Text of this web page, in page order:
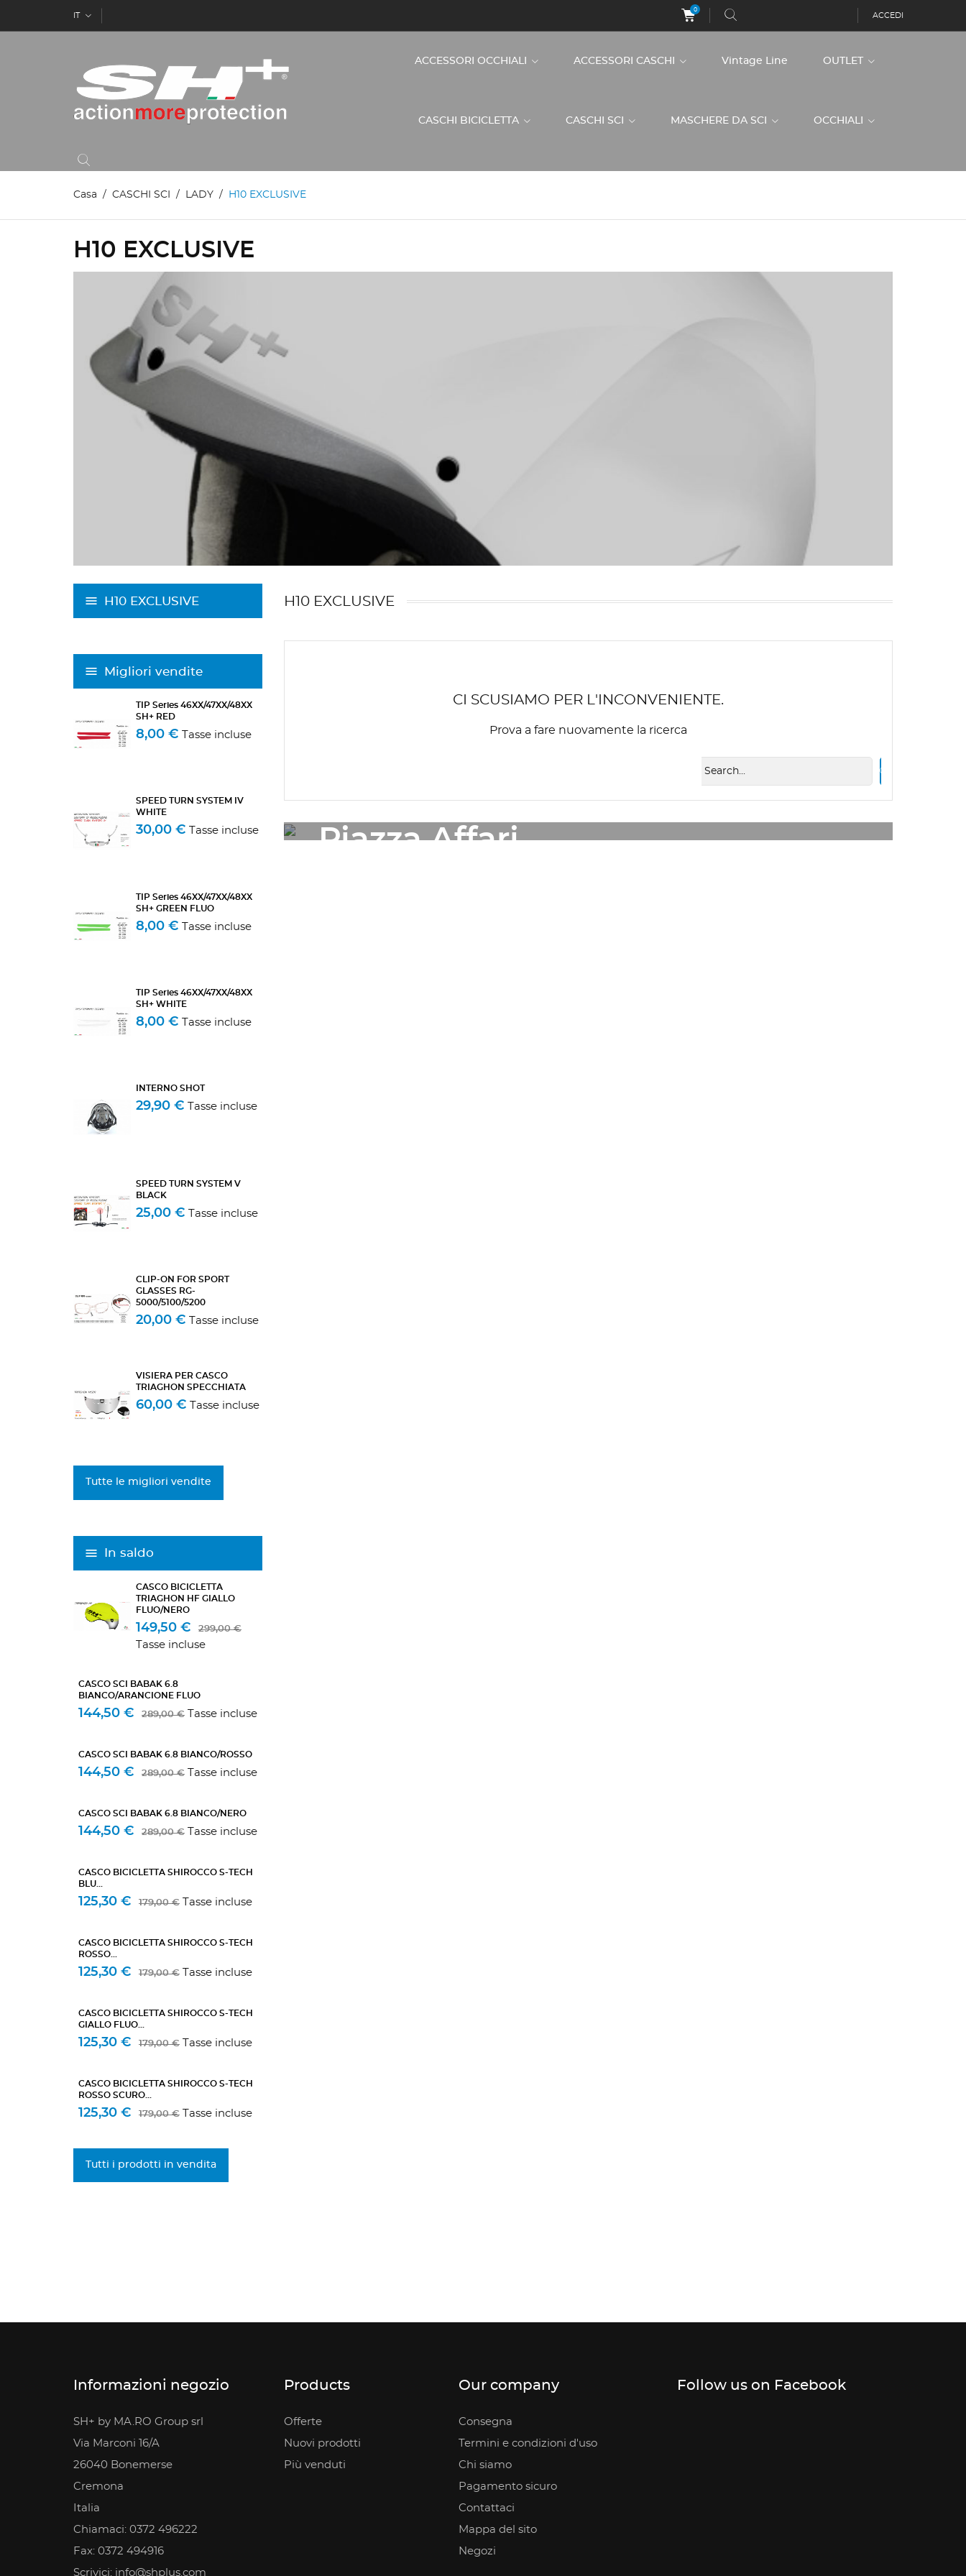
IT
0
ACCEDI
ACCESSORI OCCHIALI ACCESSORI CASCHI Vintage Line OUTLET
CASCHI BICICLETTA CASCHI SCI MASCHERE DA SCI OCCHIALI
Casa CASCHI SCI LADY H10 EXCLUSIVE
H10 EXCLUSIVE
H10 EXCLUSIVE
Migliori vendite
TIP Series 46XX/47XX/48XX
SH+ RED
8,00 € Tasse incluse
SPEED TURN SYSTEM IV
WHITE
30,00 € Tasse incluse
TIP Series 46XX/47XX/48XX
SH+ GREEN FLUO
8,00 € Tasse incluse
TIP Series 46XX/47XX/48XX
SH+ WHITE
8,00 € Tasse incluse
INTERNO SHOT
29,90 € Tasse incluse
SPEED TURN SYSTEM V
BLACK
25,00 € Tasse incluse
CLIP-ON FOR SPORT
GLASSES RG-
5000/5100/5200
20,00 € Tasse incluse
VISIERA PER CASCO
TRIAGHON SPECCHIATA
60,00 € Tasse incluse
Tutte le migliori vendite
In saldo
CASCO BICICLETTA
TRIAGHON HF GIALLO
FLUO/NERO
149,50 € 299,00 €
Tasse incluse
CASCO SCI BABAK 6.8
BIANCO/ARANCIONE FLUO
144,50 € 289,00 € Tasse incluse
CASCO SCI BABAK 6.8 BIANCO/ROSSO
144,50 € 289,00 € Tasse incluse
CASCO SCI BABAK 6.8 BIANCO/NERO
144,50 € 289,00 € Tasse incluse
CASCO BICICLETTA SHIROCCO S-TECH
BLU...
125,30 € 179,00 € Tasse incluse
CASCO BICICLETTA SHIROCCO S-TECH
ROSSO...
125,30 € 179,00 € Tasse incluse
CASCO BICICLETTA SHIROCCO S-TECH
GIALLO FLUO...
125,30 € 179,00 € Tasse incluse
CASCO BICICLETTA SHIROCCO S-TECH
ROSSO SCURO...
125,30 € 179,00 € Tasse incluse
Tutti i prodotti in vendita
H10 EXCLUSIVE
CI SCUSIAMO PER L'INCONVENIENTE.
Prova a fare nuovamente la ricerca
OUTLET
Piazza Affari
Informazioni negozio
SH+ by MA.RO Group srl
Via Marconi 16/A
26040 Bonemerse
Cremona
Italia
Chiamaci: 0372 496222
Fax: 0372 494916
Scrivici: info@shplus.com
Products
Offerte
Nuovi prodotti
Più venduti
Our company
Consegna
Termini e condizioni d'uso
Chi siamo
Pagamento sicuro
Contattaci
Mappa del sito
Negozi
Follow us on Facebook